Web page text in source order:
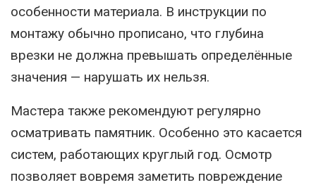
особенности материала. В инструкции по
монтажу обычно прописано, что глубина
врезки не должна превышать определённые
значения — нарушать их нельзя.
Мастера также рекомендуют регулярно
осматривать памятник. Особенно это касается
систем, работающих круглый год. Осмотр
позволяет вовремя заметить повреждение